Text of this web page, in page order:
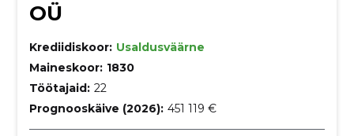
OÜ
Krediidiskoor: Usaldusväärne
Maineskoor: 1830
Töötajaid: 22
Prognooskäive (2026): 451 119 €